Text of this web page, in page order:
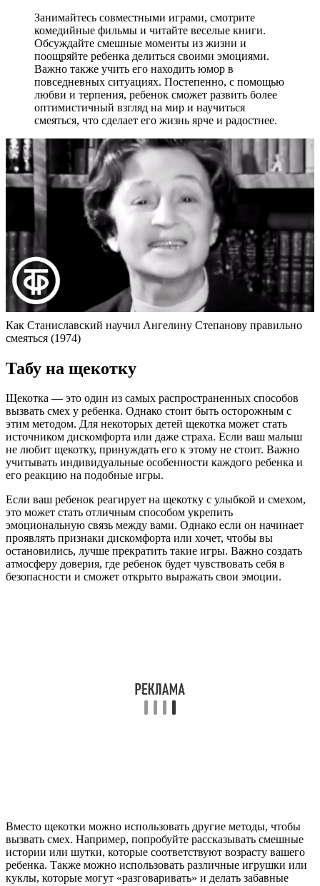
Занимайтесь совместными играми, смотрите
комедийные фильмы и читайте веселые книги.
Обсуждайте смешные моменты из жизни и
поощряйте ребенка делиться своими эмоциями.
Важно также учить его находить юмор в
повседневных ситуациях. Постепенно, с помощью
любви и терпения, ребенок сможет развить более
оптимистичный взгляд на мир и научиться
смеяться, что сделает его жизнь ярче и радостнее.
Как Станиславский научил Ангелину Степанову правильно
смеяться (1974)
Табу на щекотку
Щекотка — это один из самых распространенных способов
вызвать смех у ребенка. Однако стоит быть осторожным с
этим методом. Для некоторых детей щекотка может стать
источником дискомфорта или даже страха. Если ваш малыш
не любит щекотку, принуждать его к этому не стоит. Важно
учитывать индивидуальные особенности каждого ребенка и
его реакцию на подобные игры.
Если ваш ребенок реагирует на щекотку с улыбкой и смехом,
это может стать отличным способом укрепить
эмоциональную связь между вами. Однако если он начинает
проявлять признаки дискомфорта или хочет, чтобы вы
остановились, лучше прекратить такие игры. Важно создать
атмосферу доверия, где ребенок будет чувствовать себя в
безопасности и сможет открыто выражать свои эмоции.
Вместо щекотки можно использовать другие методы, чтобы
вызвать смех. Например, попробуйте рассказывать смешные
истории или шутки, которые соответствуют возрасту вашего
ребенка. Также можно использовать различные игрушки или
куклы, которые могут «разговаривать» и делать забавные